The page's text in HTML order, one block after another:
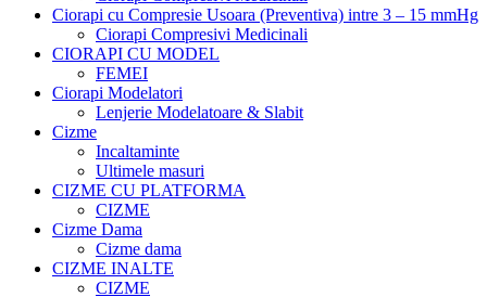
Ciorapi cu Compresie Usoara (Preventiva) intre 3 – 15 mmHg
Ciorapi Compresivi Medicinali
CIORAPI CU MODEL
FEMEI
Ciorapi Modelatori
Lenjerie Modelatoare & Slabit
Cizme
Incaltaminte
Ultimele masuri
CIZME CU PLATFORMA
CIZME
Cizme Dama
Cizme dama
CIZME INALTE
CIZME